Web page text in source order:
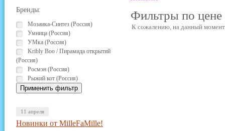
Фильтры по цене
Бренды:
Мозаика-Синтез (Россия)
Умница (Россия)
УМка (Россия)
Kribly Boo / Пирамида открытий
(Россия)
Росмэн (Россия)
Рыжий кот (Россия)
11 апреля
Новинки от MilleFaMille!
К сожалению, на данный момент